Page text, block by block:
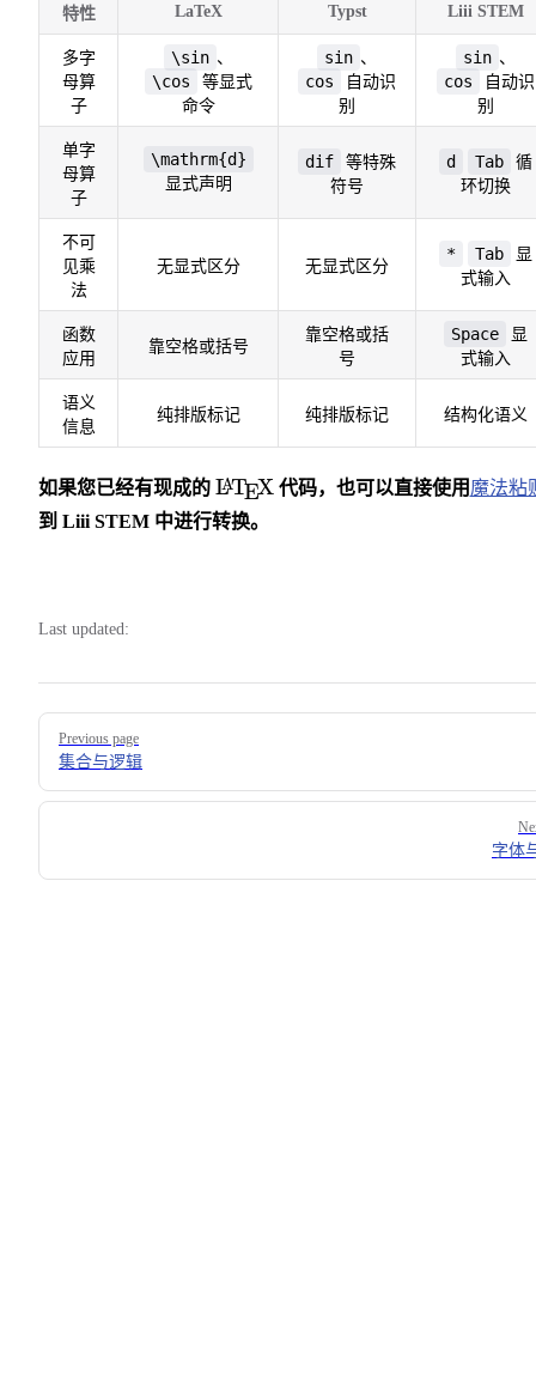
特性 LaTeX Typst Liii STEM
多字
母算
子
\sin 、
\cos
等显式
命令
sin 、
cos
自动识
别
sin 、
cos
自动识
别
单字
母算
子
\mathrm{d}
显式声明
dif
等特殊
符号
d Tab
循
环切换
不可
见乘
法
无显式区分 无显式区分
* Tab
显
式输入
函数
应用
靠空格或括号
靠空格或括
号
Space
显
式输入
语义
信息
纯排版标记 纯排版标记 结构化语义
如果您已经有现成的 \LaTeX
LATEX 代码，也可以直接使用 魔法粘
到 Liii STEM 中进行转换。
Last updated:
Pager
Previous page
集合与逻辑
字体